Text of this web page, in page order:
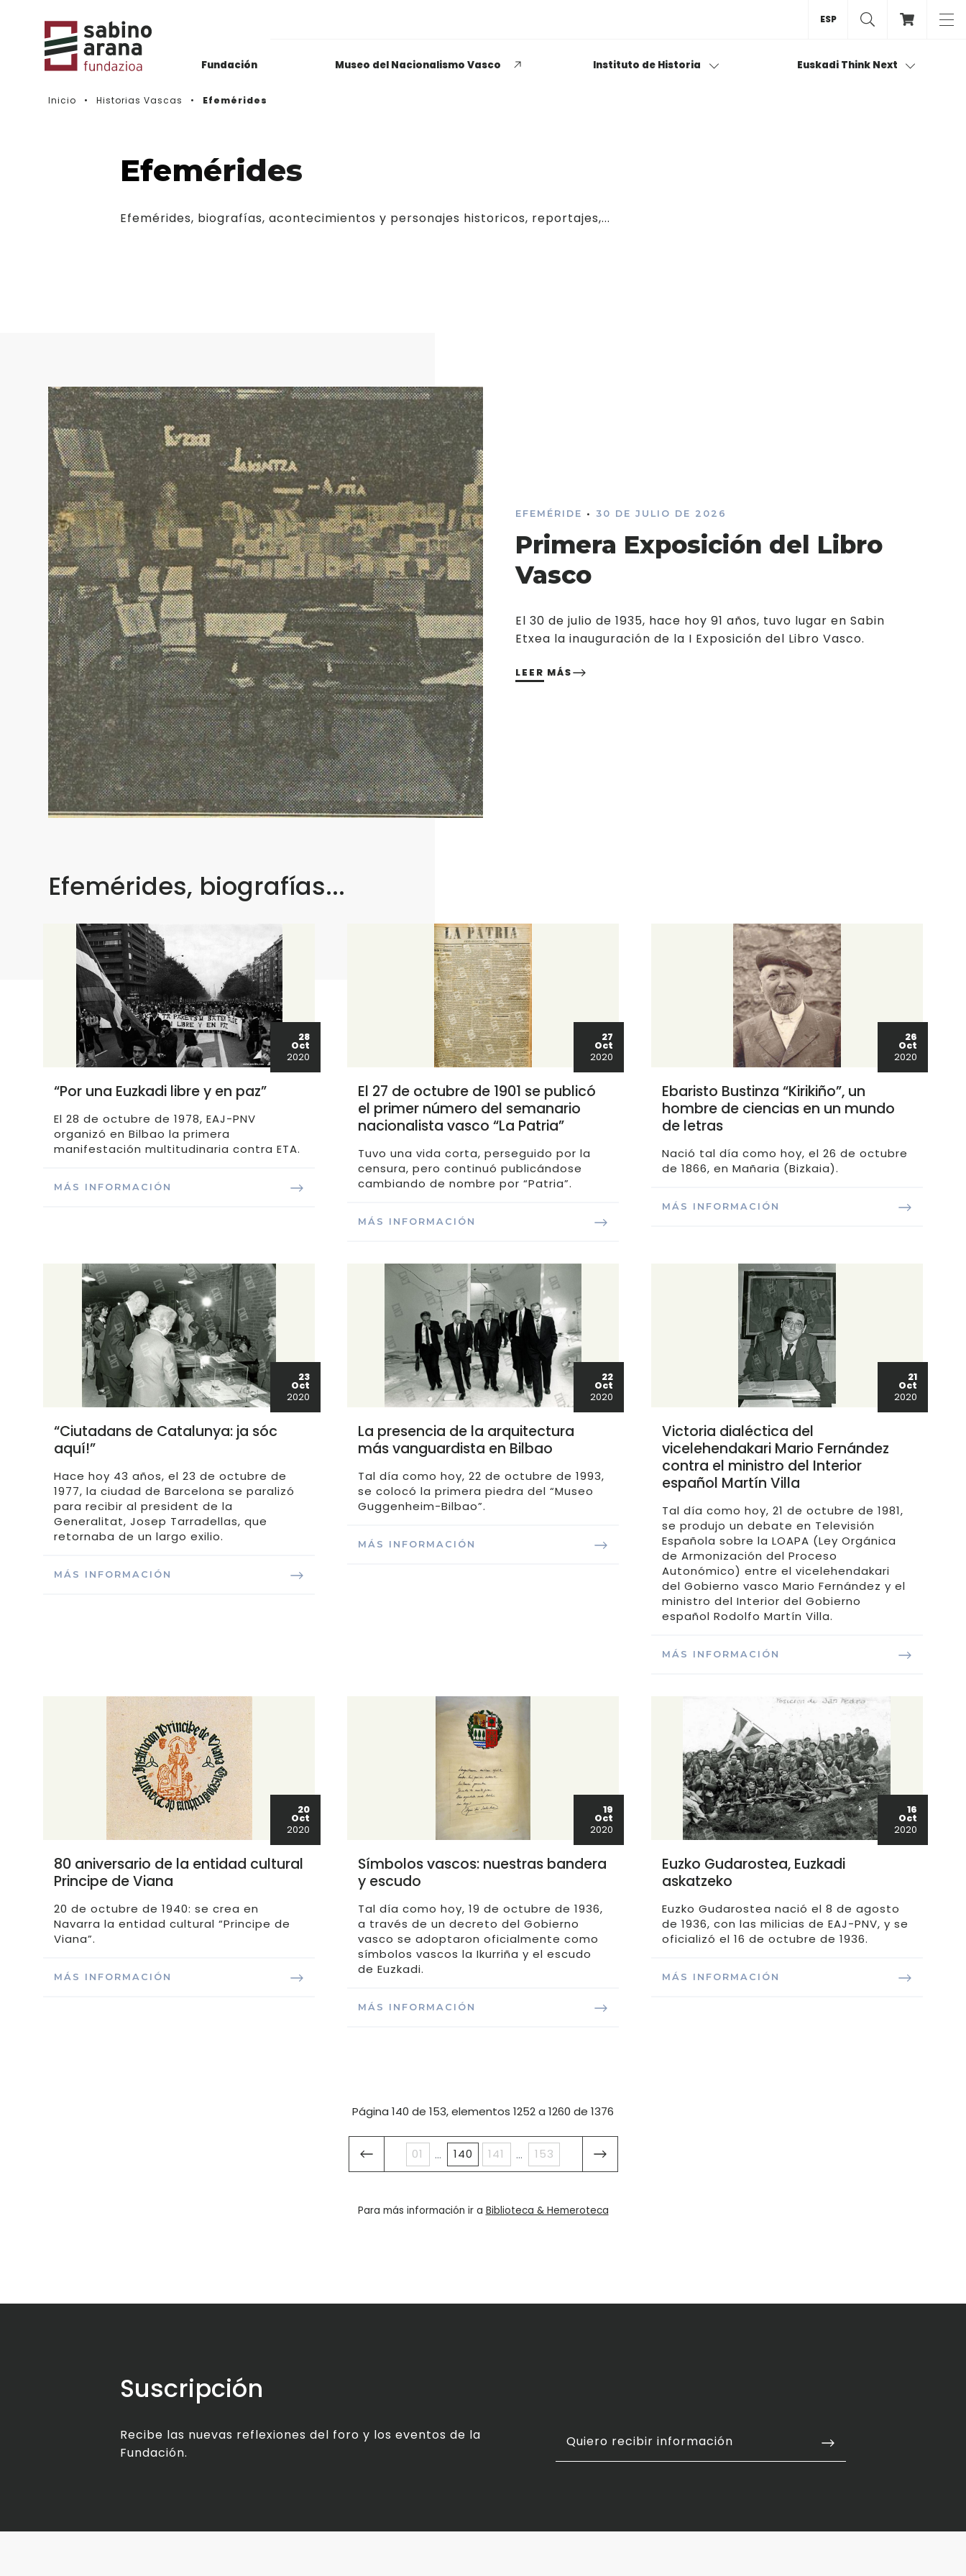
Fundación Museo del Nacionalismo Vasco Instituto de Historia
Biblioteca & Hemeroteca
Euskadi Think Next
Histórico de convocatorias
respecto a lo que significa
ESP
Inicio Historias Vascas Efemérides
Efemérides
Efemérides, biografías, acontecimientos y personajes historicos, reportajes,...
EFEMÉRIDE • 30 DE JULIO DE 2026
Primera Exposición del Libro
Vasco
El 30 de julio de 1935, hace hoy 91 años, tuvo lugar en Sabin
Etxea la inauguración de la I Exposición del Libro Vasco.
LEER MÁS
Efemérides, biografías...
28
Oct
2020
“Por una Euzkadi libre y en paz”
El 28 de octubre de 1978, EAJ-PNV
organizó en Bilbao la primera
manifestación multitudinaria contra ETA.
MÁS INFORMACIÓN
27
Oct
2020
El 27 de octubre de 1901 se publicó
el primer número del semanario
nacionalista vasco “La Patria”
Tuvo una vida corta, perseguido por la
censura, pero continuó publicándose
cambiando de nombre por “Patria”.
MÁS INFORMACIÓN
26
Oct
2020
Ebaristo Bustinza “Kirikiño”, un
hombre de ciencias en un mundo
de letras
Nació tal día como hoy, el 26 de octubre
de 1866, en Mañaria (Bizkaia).
MÁS INFORMACIÓN
23
Oct
2020
“Ciutadans de Catalunya: ja sóc
aquí!”
Hace hoy 43 años, el 23 de octubre de
1977, la ciudad de Barcelona se paralizó
para recibir al president de la
Generalitat, Josep Tarradellas, que
retornaba de un largo exilio.
MÁS INFORMACIÓN
22
Oct
2020
La presencia de la arquitectura
más vanguardista en Bilbao
Tal día como hoy, 22 de octubre de 1993,
se colocó la primera piedra del “Museo
Guggenheim-Bilbao”.
MÁS INFORMACIÓN
21
Oct
2020
Victoria dialéctica del
vicelehendakari Mario Fernández
contra el ministro del Interior
español Martín Villa
Tal día como hoy, 21 de octubre de 1981,
se produjo un debate en Televisión
Española sobre la LOAPA (Ley Orgánica
de Armonización del Proceso
Autonómico) entre el vicelehendakari
del Gobierno vasco Mario Fernández y el
ministro del Interior del Gobierno
español Rodolfo Martín Villa.
MÁS INFORMACIÓN
20
Oct
2020
80 aniversario de la entidad cultural
Principe de Viana
20 de octubre de 1940: se crea en
Navarra la entidad cultural “Principe de
Viana”.
MÁS INFORMACIÓN
19
Oct
2020
Símbolos vascos: nuestras bandera
y escudo
Tal día como hoy, 19 de octubre de 1936,
a través de un decreto del Gobierno
vasco se adoptaron oficialmente como
símbolos vascos la Ikurriña y el escudo
de Euzkadi.
MÁS INFORMACIÓN
16
Oct
2020
Euzko Gudarostea, Euzkadi
askatzeko
Euzko Gudarostea nació el 8 de agosto
de 1936, con las milicias de EAJ-PNV, y se
oficializó el 16 de octubre de 1936.
MÁS INFORMACIÓN
Página 140 de 153, elementos 1252 a 1260 de 1376
01 ... 140 141 ... 153
Para más información ir a Biblioteca & Hemeroteca
Suscripción
Recibe las nuevas reflexiones del foro y los eventos de la
Fundación.
Quiero recibir información